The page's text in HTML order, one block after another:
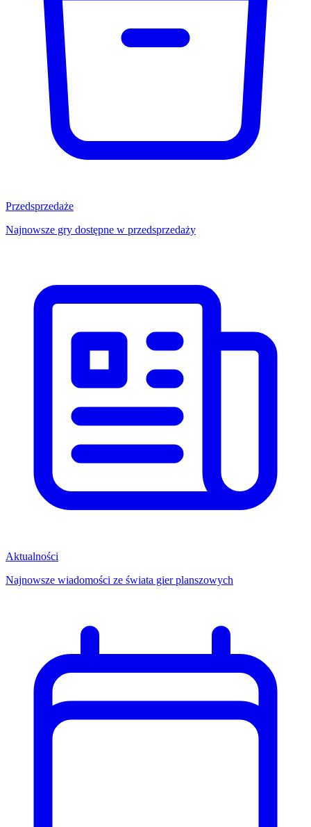
Przedsprzedaże
Najnowsze gry dostępne w przedsprzedaży
Aktualności
Najnowsze wiadomości ze świata gier planszowych